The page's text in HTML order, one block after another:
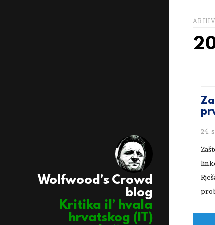
Wolfwood's Crowd
blog
Kritika il’ hvala
hrvatskog (IT)
24.